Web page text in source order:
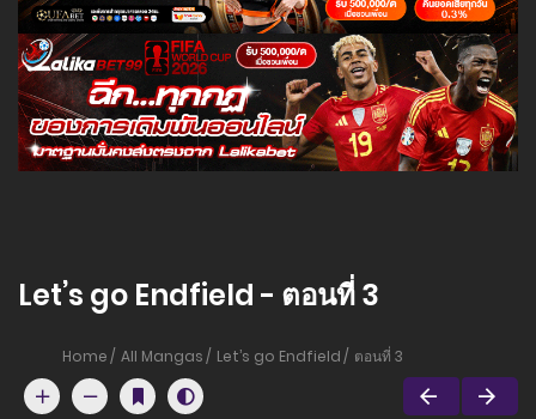
Let’s go Endfield - ตอนที่ 3
Home All Mangas Let’s go Endfield ตอนที่ 3